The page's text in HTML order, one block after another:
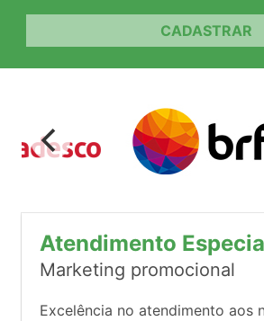
CADASTRAR
Atendimento
Marketing promocional
Excelência no atendimento aos